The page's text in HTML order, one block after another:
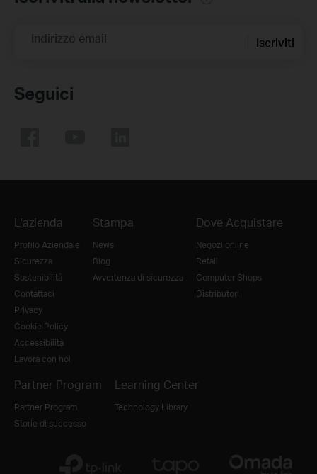
Indirizzo email Iscriviti
Seguici
L'azienda
Profilo Aziendale
Sicurezza
Sostenibilità
Contattaci
Privacy
Cookie Policy
Accessibilità
Lavora con noi
Stampa
News
Blog
Avvertenza di sicurezza
Dove Acquistare
Negozi online
Retail
Computer Shops
Distributori
Partner Program
Partner Program
Storie di successo
Learning Center
Technology Library